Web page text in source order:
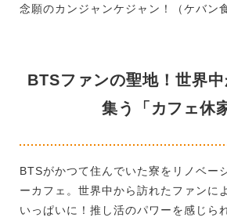
念願のカンジャンケジャン！（ケバン
BTSファンの聖地！世界
集う「カフェ休
BTSがかつて住んでいた寮をリノベー
ーカフェ。世界中から訪れたファンに
いっぱいに！推し活のパワーを感じら